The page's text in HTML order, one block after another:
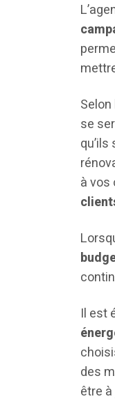
se
à vos
Il est
des
être